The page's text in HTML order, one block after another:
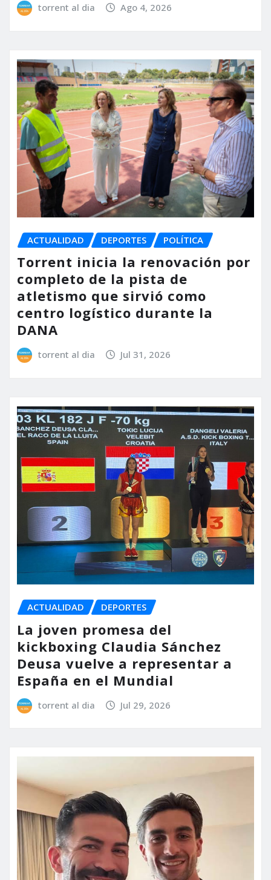
torrent al dia Ago 4, 2026
ACTUALIDAD DEPORTES POLÍTICA
Torrent inicia la renovación por
completo de la pista de
atletismo que sirvió como
centro logístico durante la
DANA
torrent al dia Jul 31, 2026
ACTUALIDAD DEPORTES
La joven promesa del
kickboxing Claudia Sánchez
Deusa vuelve a representar a
España en el Mundial
torrent al dia Jul 29, 2026